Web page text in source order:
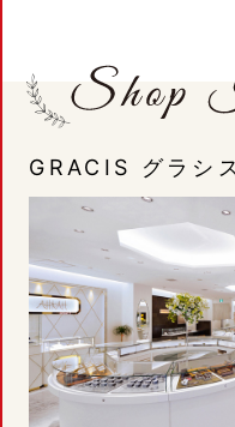
GRACIS グラシ